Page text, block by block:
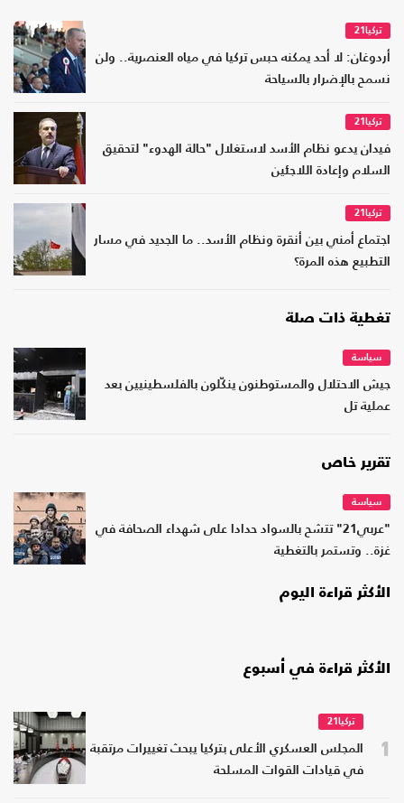
تركيا21
أردوغان: لا أحد يمكنه حبس تركيا في مياه العنصرية.. ولن
نسمح بالإضرار بالسياحة
تركيا21
فيدان يدعو نظام الأسد لاستغلال "حالة الهدوء" لتحقيق
السلام وإعادة اللاجئين
تركيا21
اجتماع أمني بين أنقرة ونظام الأسد.. ما الجديد في مسار
التطبيع هذه المرة؟
تغطية ذات صلة
سياسة
جيش الاحتلال والمستوطنون ينكّلون بالفلسطينيين بعد
عملية تل
تقرير خاص
سياسة
"عربي21" تتشح بالسواد حدادا على شهداء الصحافة في
غزة.. وتستمر بالتغطية
الأكثر قراءة اليوم
الأكثر قراءة في أسبوع
1
تركيا21
المجلس العسكري الأعلى بتركيا يبحث تغييرات مرتقبة
في قيادات القوات المسلحة